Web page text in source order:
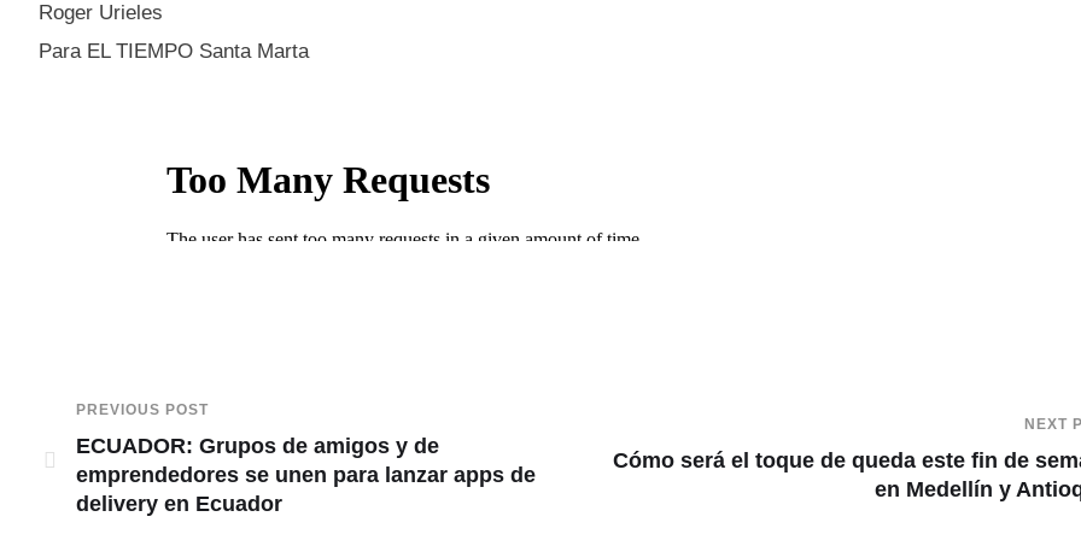
Roger Urieles
Para EL TIEMPO Santa Marta
PREVIOUS POST
ECUADOR: Grupos de amigos y de
emprendedores se unen para lanzar apps de
delivery en Ecuador
NEXT
Cómo será el toque de queda este fin de
en Medellín y